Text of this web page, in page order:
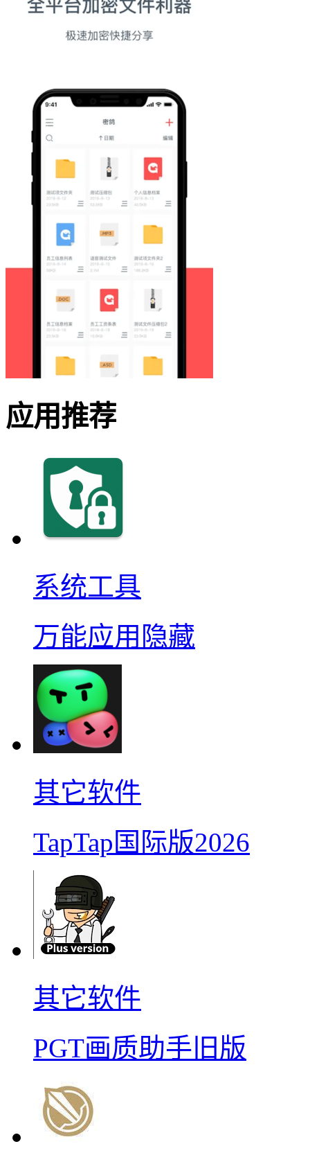
应用推荐
系统工具
万能应用隐藏
其它软件
TapTap国际版2026
其它软件
PGT画质助手旧版